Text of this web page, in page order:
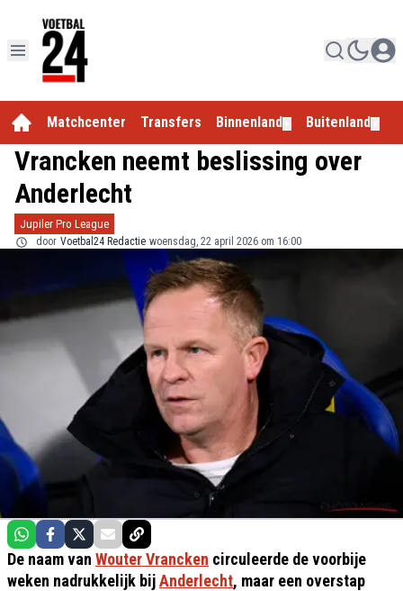
Matchcenter Transfers Binnenland Buitenland
Vrancken neemt beslissing over
Anderlecht
Jupiler Pro League
door Voetbal24 Redactie woensdag, 22 april 2026 om 16:00
De naam van Wouter Vrancken circuleerde de voorbije
weken nadrukkelijk bijAnderlecht, maar een overstap